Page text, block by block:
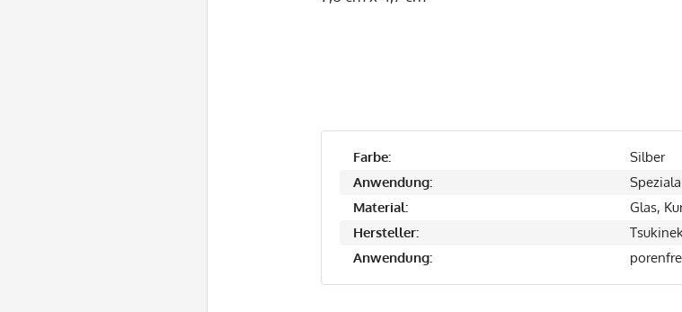
Farbe:
Silber
Anwendung:
Material:
Glas,
Hersteller:
Anwendung: